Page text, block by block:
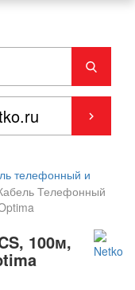
телефонный и
Телефонный
100м,